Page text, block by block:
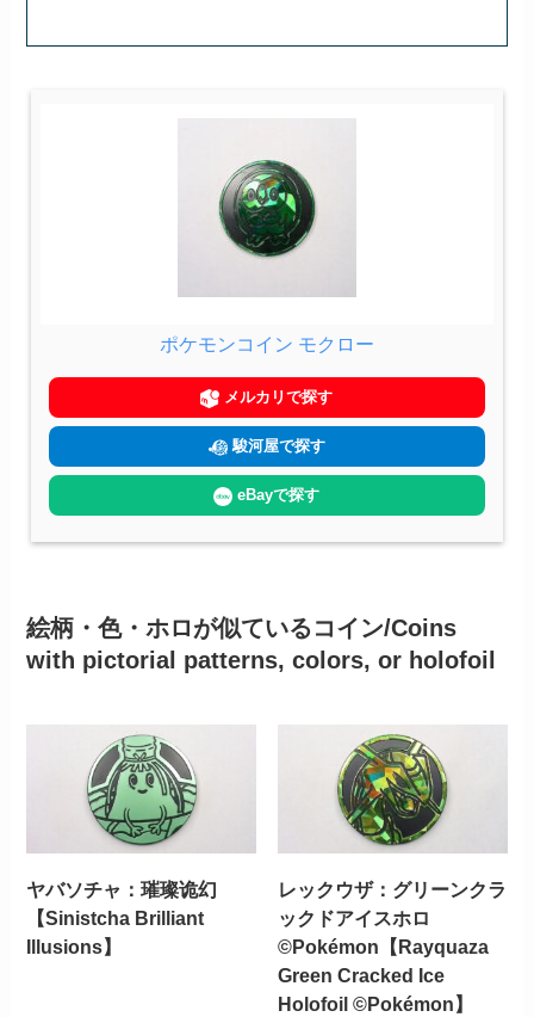
ポケモンコイン モクロー
メルカリで探す
駿河屋で探す
eBayで探す
絵柄・色・ホロが似ているコイン/Coins
with pictorial patterns, colors, or holofoil
ヤバソチャ：璀璨诡幻
【Sinistcha Brilliant
Illusions】
レックウザ：グリーンクラ
ックドアイスホロ
©Pokémon【Rayquaza
Green Cracked Ice
Holofoil ©Pokémon】